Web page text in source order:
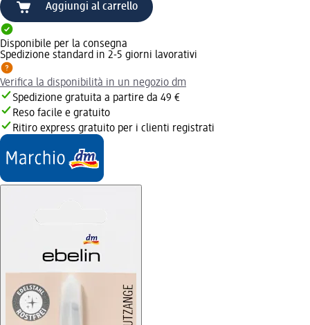
Aggiungi al carrello
Disponibile per la consegna
Spedizione standard in 2-5 giorni lavorativi
Verifica la disponibilità in un negozio dm
Spedizione gratuita a partire da 49 €
Reso facile e gratuito
Ritiro express gratuito per i clienti registrati